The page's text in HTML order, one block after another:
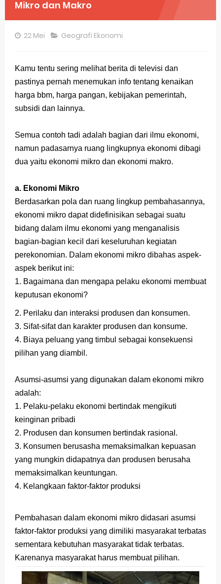
Pembahasan Soal OSN-K Geografi 2025 No 26-30
Pembahasan Soal OSN-K Geografi 2025 No 21-25
Pembahasan Soal OSN-K Geografi 2025 No 11-15
Pembahasan Soal OSN-K Geografi 2025 No 6-10
Pembahasan Soal OSN-K Geografi 2025 No 1-5
Bocoran 150 Bank Soal Dasar OSN Geografi 2026 Part 1 [Wajib Baca]
Bencana Banjir Bandang di Sumatra Salah Manusia
50 Latihan Prediksi Soal TKA Sosiologi 2025 + Kunci
Prediksi Soal TKA Geografi Topik Konsep Geografi + Kunci
Latihan Soal TKA Geografi 2025 Topik Analisa Informasi Geospasial
STOP Belajar Geografi Pakai Cara Lama! 😤 TKA 2025 Beda Level. Kuasai 150 Bank Soal HOTS Sekarang!
Ebook Prediksi 150 Soal TKA Geografi 2025 + Kunci Jawaban
3 Jurus Sakti Menaklukkan Soal TKA Geografi [Wajib Baca]
Menjadi Pengajar Jaman Sekarang Makin Berat
Saturday, 8 August
Mikro dan Makro
22 Mei Geografi Ekonomi
Kamu tentu sering melihat berita di televisi dan
pastinya pernah menemukan info tentang kenaikan
harga bbm, harga pangan, kebijakan pemerintah,
subsidi dan lainnya.
Semua contoh tadi adalah bagian dari ilmu ekonomi,
namun padasarnya ruang lingkupnya ekonomi dibagi
dua yaitu ekonomi mikro dan ekonomi makro.
a. Ekonomi Mikro
Berdasarkan pola dan ruang lingkup pembahasannya,
ekonomi mikro dapat didefinisikan sebagai suatu
bidang dalam ilmu ekonomi yang menganalisis
bagian-bagian kecil dari keseluruhan kegiatan
perekonomian. Dalam ekonomi mikro dibahas aspek-
aspek berikut ini:
1. Bagaimana dan mengapa pelaku ekonomi membuat
keputusan ekonomi?
2. Perilaku dan interaksi produsen dan konsumen.
3. Sifat-sifat dan karakter produsen dan konsume.
4. Biaya peluang yang timbul sebagai konsekuensi
pilihan yang diambil.
Asumsi-asumsi yang digunakan dalam ekonomi mikro
adalah:
1. Pelaku-pelaku ekonomi bertindak mengikuti
keinginan pribadi
2. Produsen dan konsumen bertindak rasional.
3. Konsumen berusasha memaksimalkan kepuasan
yang mungkin didapatnya dan produsen berusaha
memaksimalkan keuntungan.
4. Kelangkaan faktor-faktor produksi
Pembahasan dalam ekonomi mikro didasari asumsi
faktor-faktor produksi yang dimiliki masyarakat terbatas
sementara kebutuhan masyarakat tidak terbatas.
Karenanya masyarakat harus membuat pilihan.